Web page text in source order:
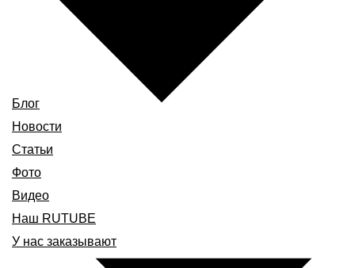
Блог
Новости
Статьи
Фото
Видео
Наш RUTUBE
У нас заказывают